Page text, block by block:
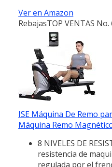
Ver en Amazon
RebajasTOP VENTAS No.
ISE Máquina De Remo
Máquina Remo
8 NIVELES DE
resistencia de
regulada por el